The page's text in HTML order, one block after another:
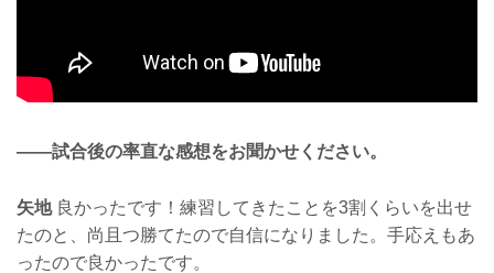
——試合後の率直な感想をお聞かせください。
矢地良かったです！練習してきたことを3割くらいを出せ
たのと、尚且つ勝てたので自信になりました。手応えもあ
ったので良かったです。